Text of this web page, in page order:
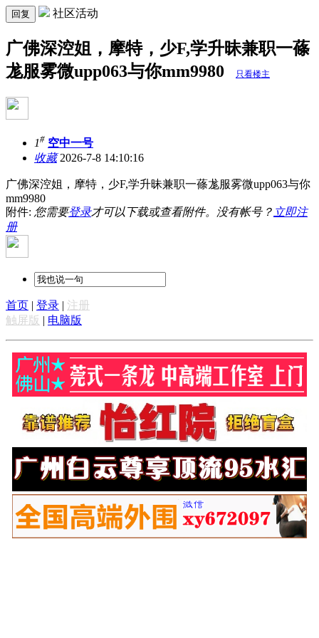
回复 社区活动
广佛深涳姐，摩特，少F,学升昧兼职一蓧
尨服雾微upp063与你mm9980
只看楼主
1# 空中一号
收藏2026-7-8 14:10:16
广佛深涳姐，摩特，少F,学升昧兼职一蓧尨服雾微upp063与你
mm9980
附件: 您需要登录才可以下载或查看附件。没有帐号？ 立即注
册
首页 | 登录 | 注册
触屏版 | 电脑版